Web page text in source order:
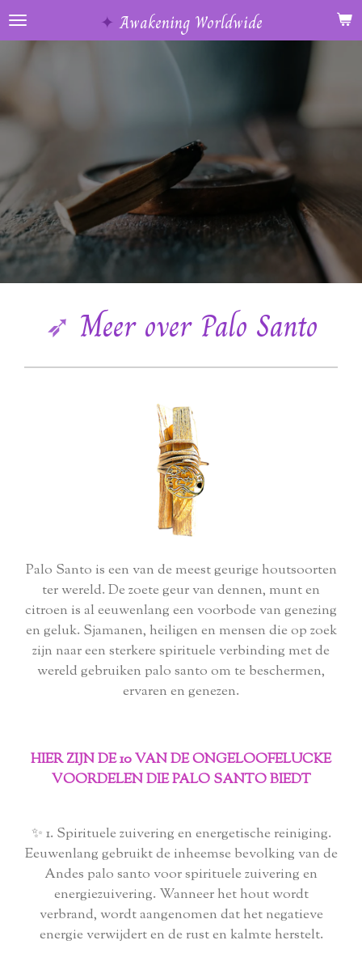
Ga
direct
✦ Awakening Worldwide
➶ Meer over Palo Santo
Palo Santo is een van de meest geurige houtsoorten
ter wereld. De zoete geur van dennen, munt en
citroen is al eeuwenlang een voorbode van genezing
en geluk. Sjamanen, heiligen en mensen die op zoek
zijn naar een sterkere spirituele verbinding met de
wereld gebruiken palo santo om te beschermen,
ervaren en genezen.
HIER ZIJN DE 10 VAN DE ONGELOOFELUCKE
VOORDELEN DIE PALO SANTO BIEDT
✨ 1. Spirituele zuivering en energetische reiniging.
Eeuwenlang gebruikt de inheemse bevolking van de
Andes palo santo voor spirituele zuivering en
energiezuivering. Wanneer het hout wordt
verbrand, wordt aangenomen dat het negatieve
energie verwijdert en de rust en kalmte herstelt.